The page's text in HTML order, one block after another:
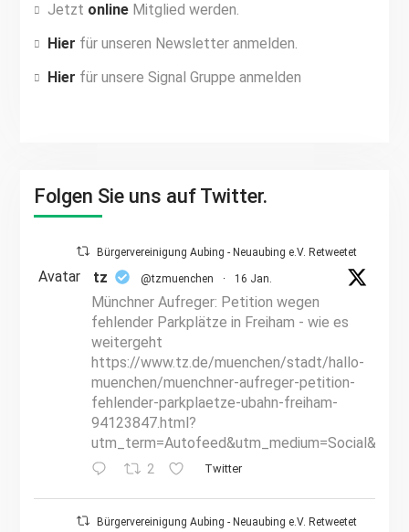
Jetzt onlineMitglied werden.
Hier für unseren Newsletter anmelden.
Hier für unsere Signal Gruppe anmelden
Folgen Sie uns auf Twitter.
Bürgervereinigung Aubing - Neuaubing e.V. Retweetet
Avatar tz @tzmuenchen · 16 Jan.
Münchner Aufreger: Petition wegen
fehlender Parkplätze in Freiham - wie es
weitergeht
https://www.tz.de/muenchen/stadt/hallo-
muenchen/muenchner-aufreger-petition-
fehlender-parkplaetze-ubahn-freiham-
94123847.html?
2 Twitter
Bürgervereinigung Aubing - Neuaubing e.V. Retweetet